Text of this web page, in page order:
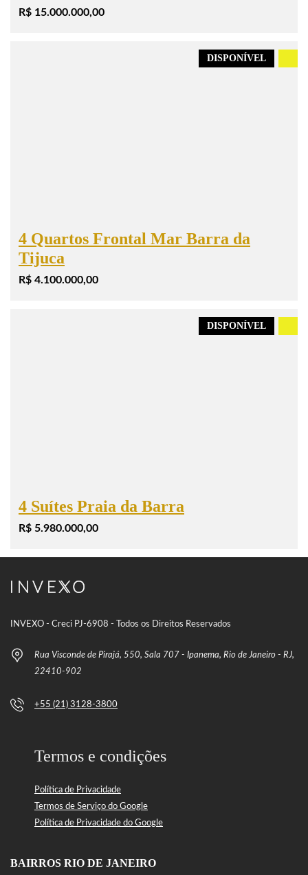
R$ 15.000.000,00
DISPONÍVEL
4 Quartos Frontal Mar Barra da
Tijuca
R$ 4.100.000,00
DISPONÍVEL
4 Suítes Praia da Barra
R$ 5.980.000,00
INVEXO - Creci PJ-6908 - Todos os Direitos Reservados
Rua Visconde de Pirajá, 550, Sala 707 - Ipanema, Rio de Janeiro - RJ,
22410-902
+55 (21) 3128-3800
Termos e condições
Política de Privacidade
Termos de Serviço do Google
Política de Privacidade do Google
BAIRROS RIO DE JANEIRO